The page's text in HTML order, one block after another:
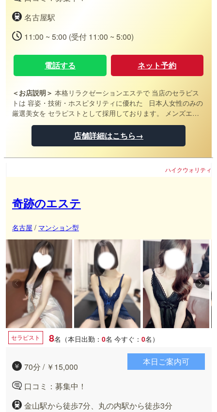
名古屋駅
11:00 ~ 5:00 (受付 11:00 ~ 5:00)
電話する ネット予約
＜お店説明＞ 本格リラクゼーションエステで 当店のセラピス
トは 容姿・技術・ホスピタリティに優れた 日本人女性のみの
厳選美女を セラピストとして採用しております。 メンズエス
テを知り尽くした 講師陣による徹底した研修で メンエス王道
部屋ワンルームタイプの完全個室となり 美女セラピストとの1
店舗詳細はこちら→
ハイクウォリティな施術
奇跡のエステ
名古屋 / マンション型
セラピスト 8名（本日出勤： 0名 今すぐ： 0名）
70分 / ￥15,000
口コミ：募集中！
金山駅から徒歩7分、丸の内駅から徒歩3分
本日ご案内可